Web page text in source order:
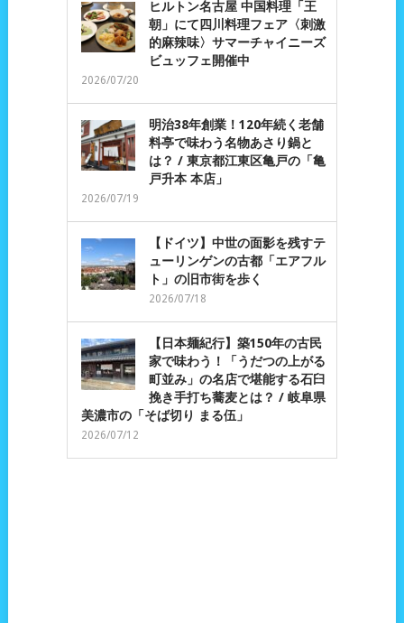
ヒルトン名古屋 中国料理「王
朝」にて四川料理フェア〈刺激
的麻辣味〉サマーチャイニーズ
ビュッフェ開催中
2026/07/20
明治38年創業！120年続く老舗
料亭で味わう名物あさり鍋と
は？ / 東京都江東区亀戸の「亀
戸升本 本店」
2026/07/19
【ドイツ】中世の面影を残すテ
ューリンゲンの古都「エアフル
ト」の旧市街を歩く
2026/07/18
【日本麺紀行】築150年の古民
家で味わう！「うだつの上がる
町並み」の名店で堪能する石臼
挽き手打ち蕎麦とは？ / 岐阜県
美濃市の「そば切り まる伍」
2026/07/12